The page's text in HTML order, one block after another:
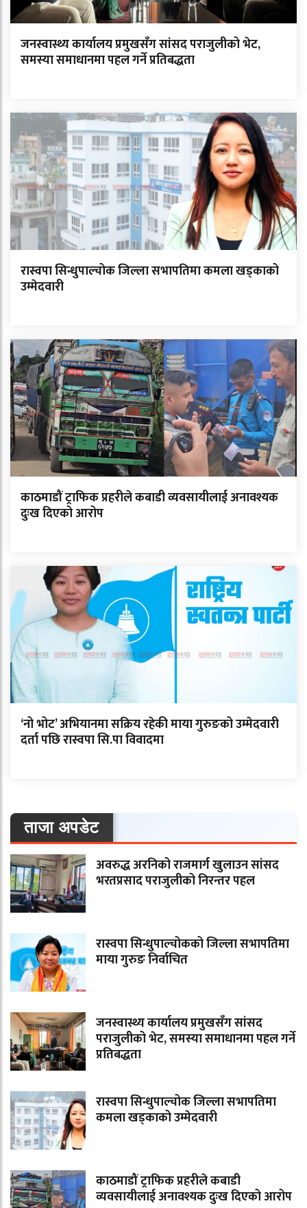
जनस्वास्थ्य कार्यालय प्रमुखसँग सांसद पराजुलीको भेट,
समस्या समाधानमा पहल गर्ने प्रतिबद्धता
रास्वपा सिन्धुपाल्चोक जिल्ला सभापतिमा कमला खड्काको
उम्मेदवारी
काठमाडौं ट्राफिक प्रहरीले कबाडी व्यवसायीलाई अनावश्यक
दुःख दिएको आरोप
‘नो भोट’ अभियानमा सक्रिय रहेकी माया गुरुङको उम्मेदवारी
दर्ता पछि रास्वपा सि.पा विवादमा
ताजा अपडेट
अवरुद्ध अरनिको राजमार्ग खुलाउन सांसद
भरतप्रसाद पराजुलीको निरन्तर पहल
रास्वपा सिन्धुपाल्चोकको जिल्ला सभापतिमा
माया गुरुङ निर्वाचित
जनस्वास्थ्य कार्यालय प्रमुखसँग सांसद
पराजुलीको भेट, समस्या समाधानमा पहल गर्ने
प्रतिबद्धता
रास्वपा सिन्धुपाल्चोक जिल्ला सभापतिमा
कमला खड्काको उम्मेदवारी
काठमाडौं ट्राफिक प्रहरीले कबाडी
व्यवसायीलाई अनावश्यक दुःख दिएको आरोप